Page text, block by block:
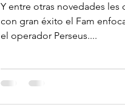
Y entre otras novedades
con gran éxito el Fam
el operador Perseus....